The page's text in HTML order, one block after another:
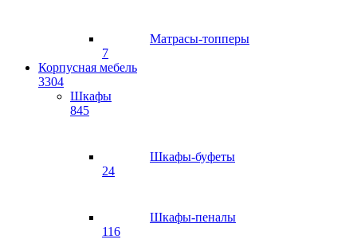
Матрасы-топперы
7
Корпусная мебель
3304
Шкафы
845
Шкафы-буфеты
24
Шкафы-пеналы
116